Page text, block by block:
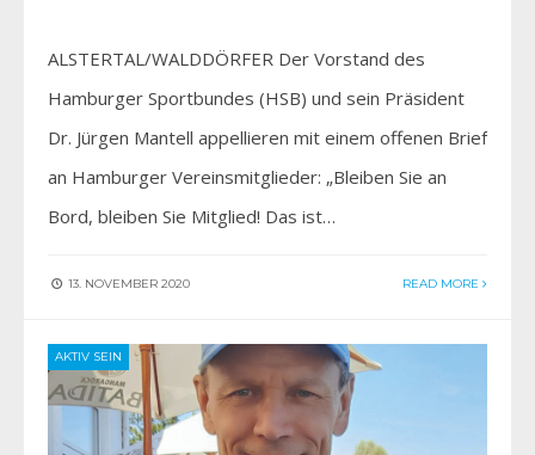
ALSTERTAL/WALDDÖRFER Der Vorstand des
Hamburger Sportbundes (HSB) und sein Präsident
Dr. Jürgen Mantell appellieren mit einem offenen Brief
an Hamburger Vereinsmitglieder: „Bleiben Sie an
Bord, bleiben Sie Mitglied! Das ist…
13. NOVEMBER 2020 READ MORE
AKTIV SEIN